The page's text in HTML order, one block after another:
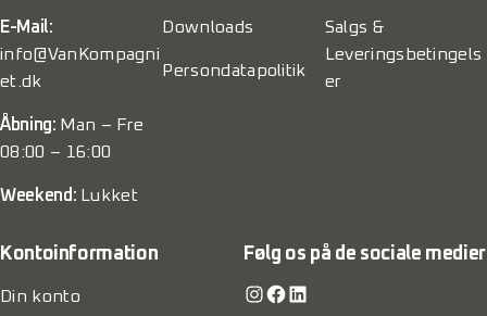
E-Mail:
info@VanKompagni
et.dk
Åbning: Man – Fre
08:00 – 16:00
Weekend: Lukket
Downloads
Persondatapolitik
Salgs &
Leveringsbetingels
er
Kontoinformation
Din konto
Følg os på de sociale medier
Instagram Facebook LinkedIn